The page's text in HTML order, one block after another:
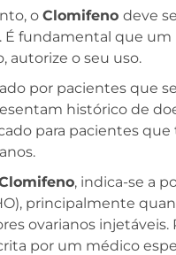
o Clomifeno deve
fundamental que um
autorize o seu uso.
por pacientes que
histórico de
para pacientes
, indica-se a
principalmente
ovarianos injetáveis.
por um médico